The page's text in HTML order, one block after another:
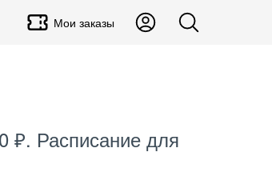
Мои заказы
₽. Расписание для